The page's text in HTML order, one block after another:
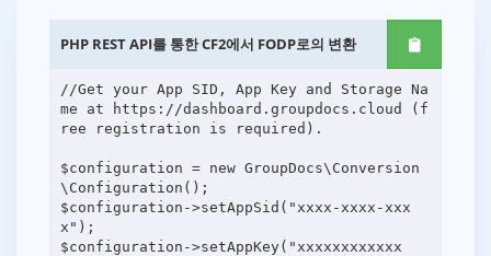
PHP REST API를 통한 CF2에서 FODP로의 변환
//Get your App SID, App Key and Storage Na
me at https://dashboard.groupdocs.cloud (f
ree registration is required).
$configuration = new GroupDocs\Conversion
\Configuration();
$configuration->setAppSid("xxxx-xxxx-xxx
x");
$configuration->setAppKey("xxxxxxxxxxxx